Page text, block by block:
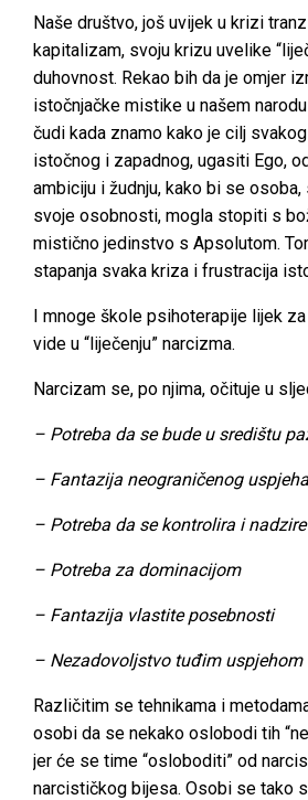
Naše društvo, još uvijek u krizi
kapitalizam, svoju krizu uvelike
duhovnost. Rekao bih da je omjer
istočnjačke mistike u našem
čudi kada znamo kako je cilj
istočnog i zapadnog, ugasiti Ego,
ambiciju i žudnju, kako bi se
svoje osobnosti, mogla stopiti s
mistično jedinstvo s Apsolutom.
stapanja svaka kriza i frustracija
I mnoge škole psihoterapije lijek
vide u “liječenju” narcizma.
Narcizam se, po njima, očituje u
– Potreba da se bude u središtu
– Fantazija neograničenog
– Potreba da se kontrolira i
– Potreba za dominacijom
– Fantazija vlastite posebnosti
– Nezadovoljstvo tuđim uspjehom
Različitim se tehnikama i
osobi da se nekako oslobodi tih
jer će se time “osloboditi” od
narcističkog bijesa. Osobi se tako